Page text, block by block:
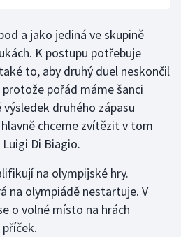
a jako jediná ve skupině
K postupu potřebuje
to, aby druhý duel neskončil
pořád máme šanci
druhého zápasu
chceme zvítězit v tom
Di Biagio.
na olympijské hry.
na olympiádě nestartuje. V
o volné místo na hrách